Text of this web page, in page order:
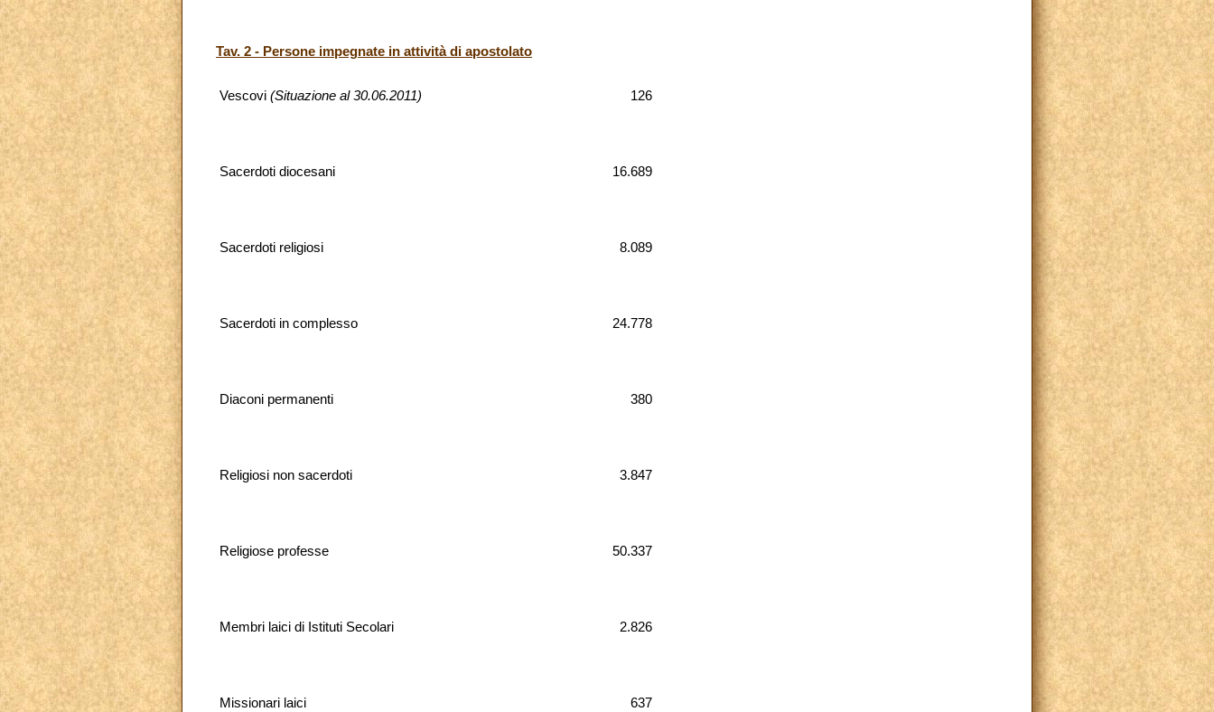
Tav. 2 - Persone impegnate in attività di apostolato
Vescovi (Situazione al 30.06.2011) 126
Sacerdoti diocesani 16.689
Sacerdoti religiosi 8.089
Sacerdoti in complesso 24.778
Diaconi permanenti 380
Religiosi non sacerdoti 3.847
Religiose professe 50.337
Membri laici di Istituti Secolari 2.826
Missionari laici 637